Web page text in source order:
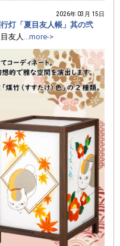
2026年 03月 15日
灯「夏目友人帳」其の弐
友人 ...more->